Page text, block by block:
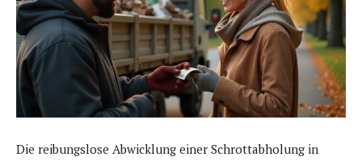
Die reibungslose Abwicklung einer Schrottabholung in